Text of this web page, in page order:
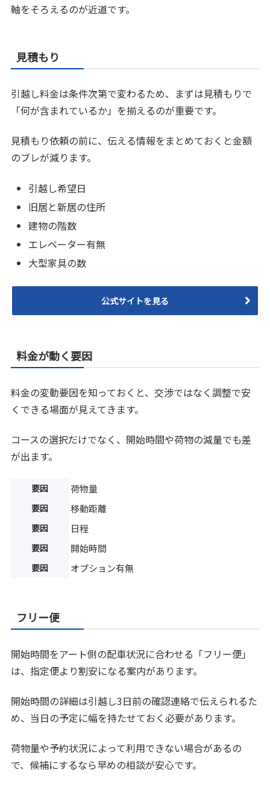
軸をそろえるのが近道です。
見積もり
引越し料金は条件次第で変わるため、まずは見積もりで
「何が含まれているか」を揃えるのが重要です。
見積もり依頼の前に、伝える情報をまとめておくと金額
のブレが減ります。
引越し希望日
旧居と新居の住所
建物の階数
エレベーター有無
大型家具の数
公式サイトを見る
料金が動く要因
料金の変動要因を知っておくと、交渉ではなく調整で安
くできる場面が見えてきます。
コースの選択だけでなく、開始時間や荷物の減量でも差
が出ます。
要因 荷物量
要因 移動距離
要因 日程
要因 開始時間
要因 オプション有無
フリー便
開始時間をアート側の配車状況に合わせる「フリー便」
は、指定便より割安になる案内があります。
開始時間の詳細は引越し3日前の確認連絡で伝えられるた
め、当日の予定に幅を持たせておく必要があります。
荷物量や予約状況によって利用できない場合があるの
で、候補にするなら早めの相談が安心です。